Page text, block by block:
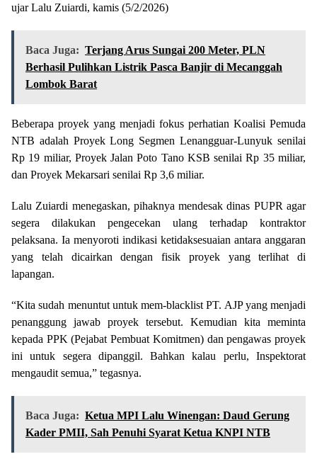
ujar Lalu Zuiardi, kamis (5/2/2026)
Baca Juga: Terjang Arus Sungai 200 Meter, PLN
Berhasil Pulihkan Listrik Pasca Banjir di Mecanggah
Lombok Barat
Beberapa proyek yang menjadi fokus perhatian Koalisi Pemuda
NTB adalah Proyek Long Segmen Lenangguar-Lunyuk senilai
Rp 19 miliar, Proyek Jalan Poto Tano KSB senilai Rp 35 miliar,
dan Proyek Mekarsari senilai Rp 3,6 miliar.
Lalu Zuiardi menegaskan, pihaknya mendesak dinas PUPR agar
segera dilakukan pengecekan ulang terhadap kontraktor
pelaksana. Ia menyoroti indikasi ketidaksesuaian antara anggaran
yang telah dicairkan dengan fisik proyek yang terlihat di
lapangan.
“Kita sudah menuntut untuk mem-blacklist PT. AJP yang menjadi
penanggung jawab proyek tersebut. Kemudian kita meminta
kepada PPK (Pejabat Pembuat Komitmen) dan pengawas proyek
ini untuk segera dipanggil. Bahkan kalau perlu, Inspektorat
mengaudit semua,” tegasnya.
Baca Juga: Ketua MPI Lalu Winengan: Daud Gerung
Kader PMII, Sah Penuhi Syarat Ketua KNPI NTB